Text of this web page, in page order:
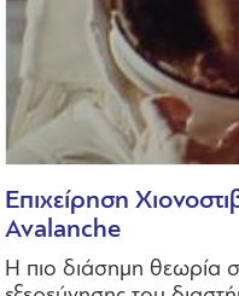
Επιχείρηση
Avalanche
Η πιο διάσημη θεωρία